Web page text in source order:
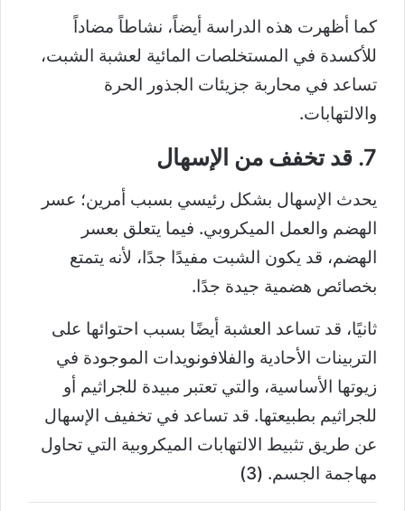
كما أظهرت هذه الدراسة أيضاً، نشاطاً مضاداً
للأكسدة في المستخلصات المائية لعشبة الشبت،
تساعد في محاربة جزيئات الجذور الحرة
والالتهابات.
7. قد تخفف من الإسهال
يحدث الإسهال بشكل رئيسي بسبب أمرين؛ عسر
الهضم والعمل الميكروبي. فيما يتعلق بعسر
الهضم، قد يكون الشبت مفيدًا جدًا، لأنه يتمتع
بخصائص هضمية جيدة جدًا.
ثانيًا، قد تساعد العشبة أيضًا بسبب احتوائها على
التربينات الأحادية والفلافونويدات الموجودة في
زيوتها الأساسية، والتي تعتبر مبيدة للجراثيم أو
للجراثيم بطبيعتها. قد تساعد في تخفيف الإسهال
عن طريق تثبيط الالتهابات الميكروبية التي تحاول
مهاجمة الجسم. (3)